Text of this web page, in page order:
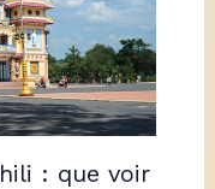
: que voir